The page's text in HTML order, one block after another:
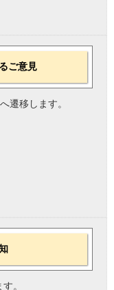
ご意見
遷移します。
。